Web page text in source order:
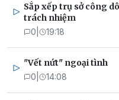
Sắp xếp trụ sở công
trách nhiệm
0 19:18
"Vết nứt" ngoại tình
0 14:08